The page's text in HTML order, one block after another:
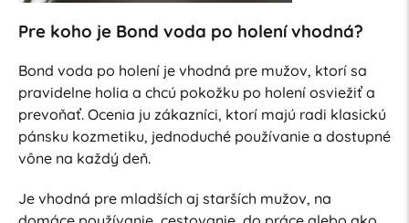
Pre koho je Bond voda po holení vhodná?
Bond voda po holení je vhodná pre mužov, ktorí sa
pravidelne holia a chcú pokožku po holení osviežiť a
prevoňať. Ocenia ju zákazníci, ktorí majú radi klasickú
pánsku kozmetiku, jednoduché používanie a dostupné
vône na každý deň.
Je vhodná pre mladších aj starších mužov, na